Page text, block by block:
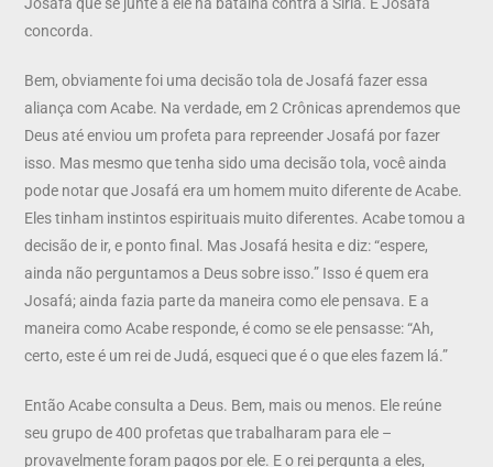
concorda.
Bem, obviamente foi uma decisão tola de Josafá fazer essa
aliança com Acabe. Na verdade, em 2 Crônicas aprendemos que
Deus até enviou um profeta para repreender Josafá por fazer
isso. Mas mesmo que tenha sido uma decisão tola, você ainda
pode notar que Josafá era um homem muito diferente de Acabe.
Eles tinham instintos espirituais muito diferentes. Acabe tomou a
decisão de ir, e ponto final. Mas Josafá hesita e diz: “espere,
ainda não perguntamos a Deus sobre isso.” Isso é quem era
Josafá; ainda fazia parte da maneira como ele pensava. E a
maneira como Acabe responde, é como se ele pensasse: “Ah,
certo, este é um rei de Judá, esqueci que é o que eles fazem lá.”
Então Acabe consulta a Deus. Bem, mais ou menos. Ele reúne
seu grupo de 400 profetas que trabalharam para ele –
provavelmente foram pagos por ele. E o rei pergunta a eles,